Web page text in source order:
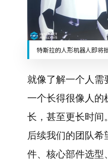
特斯拉的人形机器人即将
就像了解一个人需
一个长得很像人的
长，甚至更长时间
后续我们的团队希
件、核心部件选型